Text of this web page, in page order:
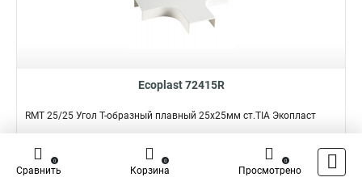
Ecoplast 72415R
RMT 25/25 Угол Т-образный плавный 25х25мм ст.TIA Экопласт
Подробнее Сравнить
Наличие:
Сравнить
0
Корзина
0
Просмотрено
0